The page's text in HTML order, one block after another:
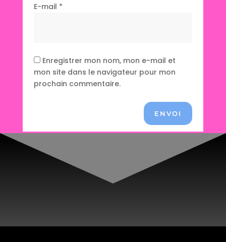
E-mail *
Enregistrer mon nom, mon e-mail et
mon site dans le navigateur pour mon
prochain commentaire.
ENVOI